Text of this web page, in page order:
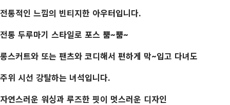
전통적인 느낌의 빈티지한 아우터입니다.
전통 두루마기 스타일로 포스 뿜~뿜~
롱스커트와 또는 팬츠와 코디해서 편하게 막~입고 다녀도
주위 시선 강탈하는 녀석입니다.
자연스러운 워싱과 루즈한 핏이 멋스러운 디자인